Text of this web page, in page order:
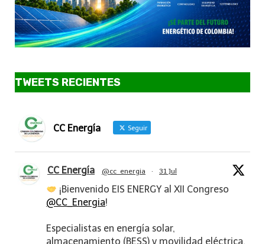
TWEETS RECIENTES
CC Energía Seguir
CC Energía @cc_energia · 31 Jul
¡Bienvenido EIS ENERGY al XII Congreso
@CC_Energia!
Especialistas en energía solar,
almacenamiento (BESS) y movilidad eléctrica.